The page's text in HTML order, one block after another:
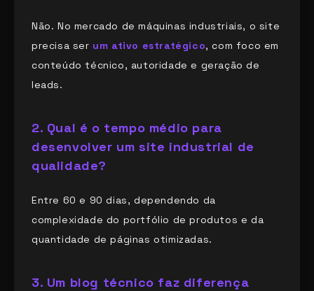
Não. No mercado de máquinas industriais, o site
precisa ser um ativo estratégico, com foco em
conteúdo técnico, autoridade e geração de
leads.
2. Qual é o tempo médio para
desenvolver um site industrial de
qualidade?
Entre 60 e 90 dias, dependendo da
complexidade do portfólio de produtos e da
quantidade de páginas otimizadas.
3. Um blog técnico faz diferença